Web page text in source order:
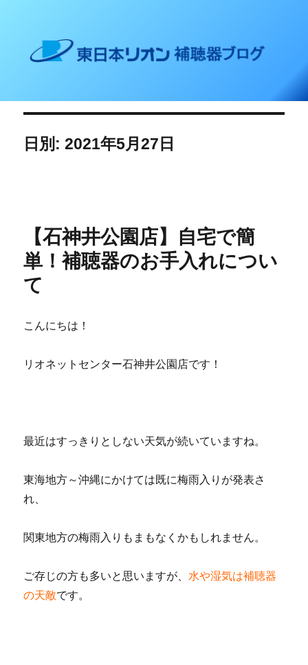
東日本リオン 補聴器ブログ
日別: 2021年5月27日
【石神井公園店】自宅で簡
単！補聴器のお手入れについ
て
こんにちは！
リオネットセンター石神井公園店です！
最近はすっきりとしない天気が続いていますね。
東海地方～沖縄にかけては既に梅雨入りが発表さ
れ、
関東地方の梅雨入りもまもなくかもしれません。
ご存じの方も多いと思いますが、 水や湿気は補聴器
の天敵です。